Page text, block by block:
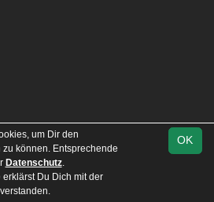
OK
um Dir den
können. Entsprechende
Datenschutz.
Du Dich mit der